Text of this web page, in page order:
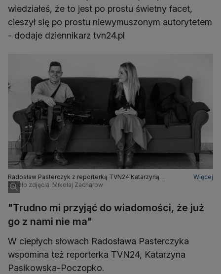
wiedziałeś, że to jest po prostu świetny facet,
cieszył się po prostu niewymuszonym autorytetem
- dodaje dziennikarz tvn24.pl
Radosław Pasterczyk z reporterką TVN24 Katarzyną
Pasikowską-Poczopko
Więcej
Źródło zdjęcia: Mikołaj Zacharow
"Trudno mi przyjąć do wiadomości, że już
go z nami nie ma"
W ciepłych słowach Radosława Pasterczyka
wspomina też reporterka TVN24, Katarzyna
Pasikowska-Poczopko.